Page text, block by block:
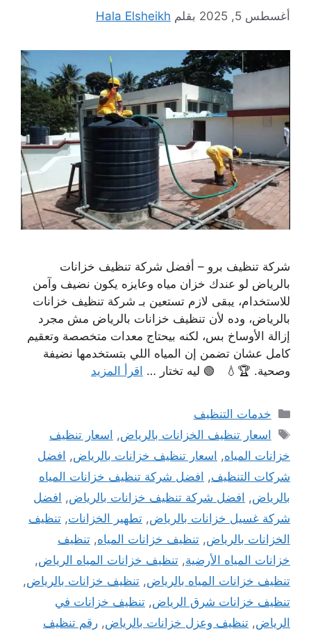
أغسطس 5, 2025 بقلم Hala Elsheikh
شركة تنظيف برو – أفضل شركة تنظيف خزانات
بالرياض لو عندك خزان مياه وعايزه يكون نضيف وآمن
للاستخدام، يبقى لازم تستعين بـ شركة تنظيف خزانات
بالرياض، وده لأن تنظيف خزانات بالرياض مش مجرد
إزالة الأوساخ بس، لكنه بيحتاج معدات متخصصة وتعقيم
كامل عشان تضمن إن المياه اللي بتستخدمها نضيفة
وصحية. 🏆💧 🟢 ليه تختار … اقرأ المزيد
التصنيفات
خدمات التنظيف
الوسوم
اسعار تنظيف الخزانات بالرياض, اسعار تنظيف
خزانات المياه, اسعار تنظيف خزانات بالرياض, افضل
شركات التنظيف, افضل شركة تنظيف خزانات المياه
بالرياض, افضل شركة تنظيف خزانات بالرياض, افضل
شركة غسيل خزانات بالرياض, تطهير الخزانات, تنظيف
الخزانات بالرياض, تنظيف خزانات المياه, تنظيف
خزانات المياه الأرضية, تنظيف خزانات المياه الرياض,
تنظيف خزانات المياه بالرياض, تنظيف خزانات بالرياض,
تنظيف خزانات شرق الرياض, تنظيف خزانات في
الرياض, تنظيف وعزل خزانات بالرياض, رقم تنظيف